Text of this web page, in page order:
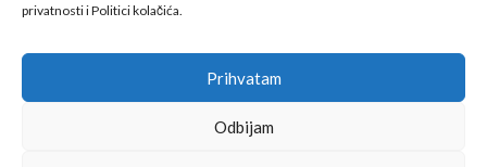
privatnosti i Politici kolačića.
Prihvatam
Odbijam